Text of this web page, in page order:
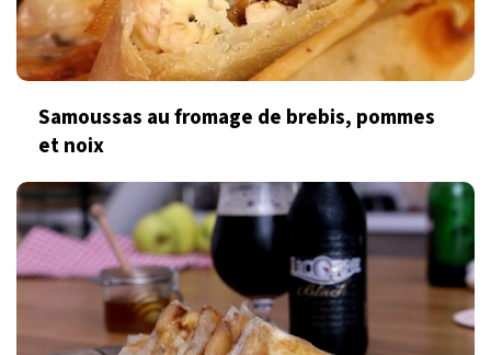
Samoussas au fromage de brebis, pommes
et noix